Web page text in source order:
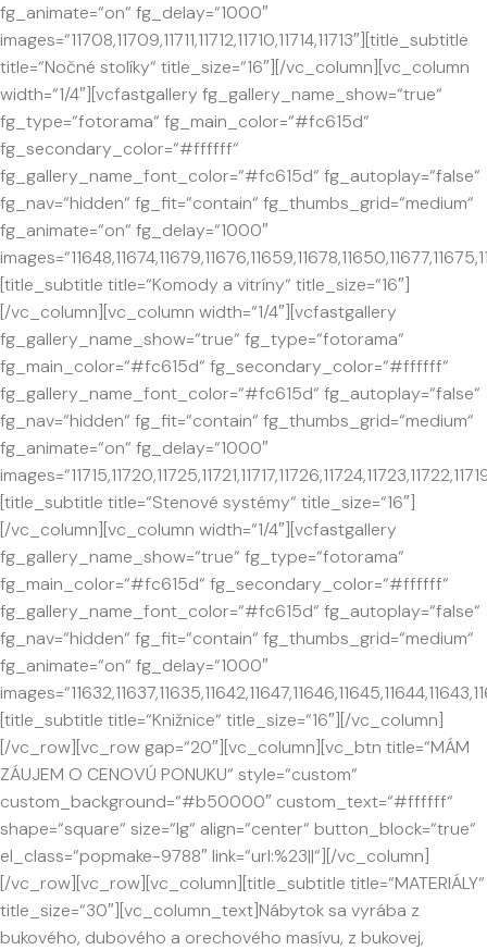
fg_animate=“on“ fg_delay=“1000″
images=“11708,11709,11711,11712,11710,11714,11713″][title_subtitle
title=“Nočné stolíky“ title_size=“16″][/vc_column][vc_column
width=“1/4″][vcfastgallery fg_gallery_name_show=“true“
fg_type=“fotorama“ fg_main_color=“#fc615d“
fg_secondary_color=“#ffffff“
fg_gallery_name_font_color=“#fc615d“ fg_autoplay=“false“
fg_nav=“hidden“ fg_fit=“contain“ fg_thumbs_grid=“medium“
fg_animate=“on“ fg_delay=“1000″
[title_subtitle title=“Komody a vitríny“ title_size=“16″]
[/vc_column][vc_column width=“1/4″][vcfastgallery
fg_gallery_name_show=“true“ fg_type=“fotorama“
fg_main_color=“#fc615d“ fg_secondary_color=“#ffffff“
fg_gallery_name_font_color=“#fc615d“ fg_autoplay=“false“
fg_nav=“hidden“ fg_fit=“contain“ fg_thumbs_grid=“medium“
fg_animate=“on“ fg_delay=“1000″
[title_subtitle title=“Stenové systémy“ title_size=“16″]
[/vc_column][vc_column width=“1/4″][vcfastgallery
fg_gallery_name_show=“true“ fg_type=“fotorama“
fg_main_color=“#fc615d“ fg_secondary_color=“#ffffff“
fg_gallery_name_font_color=“#fc615d“ fg_autoplay=“false“
fg_nav=“hidden“ fg_fit=“contain“ fg_thumbs_grid=“medium“
fg_animate=“on“ fg_delay=“1000″
[title_subtitle title=“Knižnice“ title_size=“16″][/vc_column]
[/vc_row][vc_row gap=“20″][vc_column][vc_btn title=“MÁM
ZÁUJEM O CENOVÚ PONUKU“ style=“custom“
custom_background=“#b50000″ custom_text=“#ffffff“
shape=“square“ size=“lg“ align=“center“ button_block=“true“
el_class=“popmake-9788″ link=“url:%23||“][/vc_column]
[/vc_row][vc_row][vc_column][title_subtitle title=“MATERIÁLY“
title_size=“30″][vc_column_text]Nábytok sa vyrába z
bukového, dubového a orechového masívu, z bukovej,